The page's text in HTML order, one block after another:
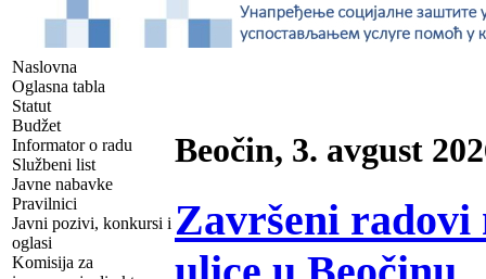
Naslovna
Oglasna tabla
Statut
Budžet
Informator o radu
Službeni list
Javne nabavke
Pravilnici
Javni pozivi, konkursi i
oglasi
Komisija za
Beočin, 3. avgust
Završeni